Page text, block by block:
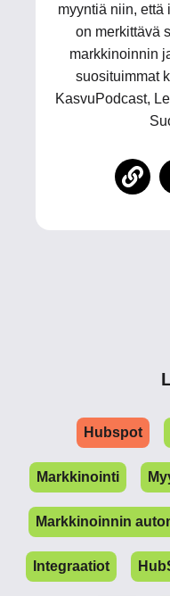
myyntiä niin, että
on merkittävä
markkinoinnin
suosituimmat
KasvuPodcast,
Hubspot
Markkinointi
Markkinoinnin
Integraatiot